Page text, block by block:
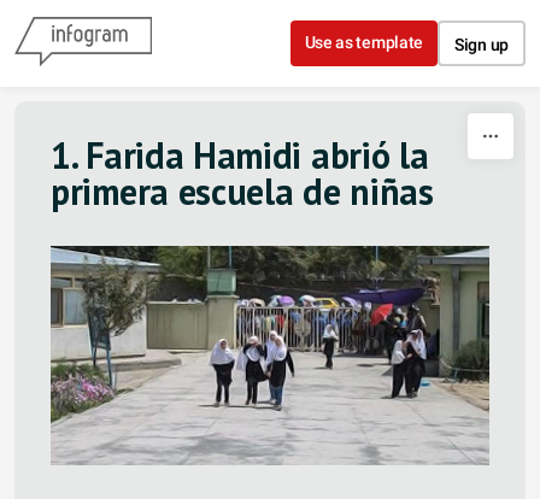
Skip to content
Use as template Sign up
1. Farida Hamidi abrió la
primera escuela de niñas